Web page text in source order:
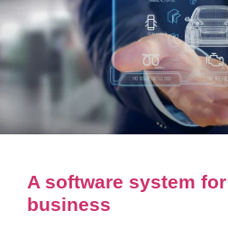
A software system
business